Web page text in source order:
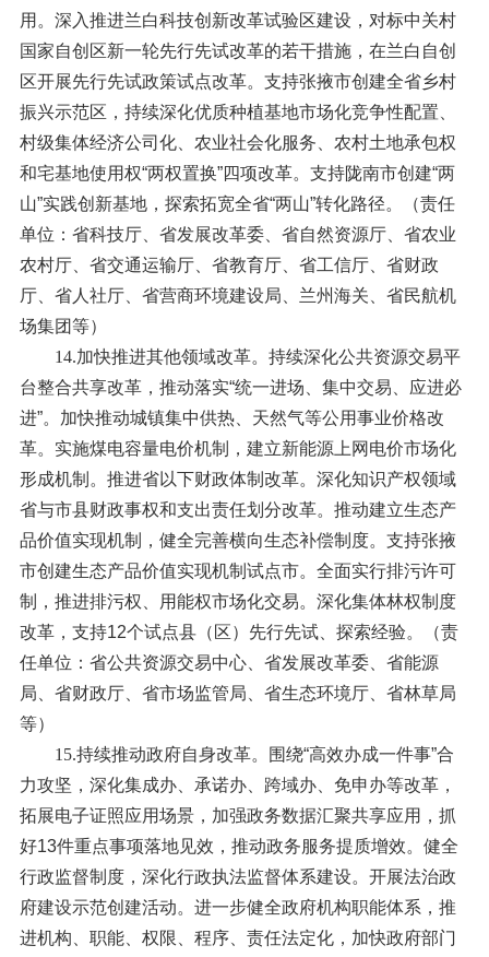
用。深入推进兰白科技创新改革试验区建设，对标中关村
国家自创区新一轮先行先试改革的若干措施，在兰白自创
区开展先行先试政策试点改革。支持张掖市创建全省乡村
振兴示范区，持续深化优质种植基地市场化竞争性配置、
村级集体经济公司化、农业社会化服务、农村土地承包权
和宅基地使用权“两权置换”四项改革。支持陇南市创建“两
山”实践创新基地，探索拓宽全省“两山”转化路径。（责任
单位：省科技厅、省发展改革委、省自然资源厅、省农业
农村厅、省交通运输厅、省教育厅、省工信厅、省财政
厅、省人社厅、省营商环境建设局、兰州海关、省民航机
场集团等）
14.加快推进其他领域改革。 持续深化公共资源交易平
台整合共享改革，推动落实“统一进场、集中交易、应进必
进”。加快推动城镇集中供热、天然气等公用事业价格改
革。实施煤电容量电价机制，建立新能源上网电价市场化
形成机制。推进省以下财政体制改革。深化知识产权领域
省与市县财政事权和支出责任划分改革。推动建立生态产
品价值实现机制，健全完善横向生态补偿制度。支持张掖
市创建生态产品价值实现机制试点市。全面实行排污许可
制，推进排污权、用能权市场化交易。深化集体林权制度
改革，支持12个试点县（区）先行先试、探索经验。（责
任单位：省公共资源交易中心、省发展改革委、省能源
局、省财政厅、省市场监管局、省生态环境厅、省林草局
等）
15.持续推动政府自身改革。
围绕“高效办成一件事”合
力攻坚，深化集成办、承诺办、跨域办、免申办等改革，
拓展电子证照应用场景，加强政务数据汇聚共享应用，抓
好13件重点事项落地见效，推动政务服务提质增效。健全
行政监督制度，深化行政执法监督体系建设。开展法治政
府建设示范创建活动。进一步健全政府机构职能体系，推
进机构、职能、权限、程序、责任法定化，加快政府部门